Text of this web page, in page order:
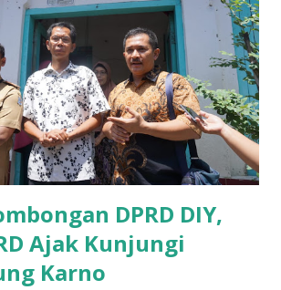
masyarakat sana tak mengetahui ada
di Bank UMKM untuk para pelaku
jika Pemprov serius
sampai ke tingkat desa,maka saya
senang sekali," ucap pria yang
Udin tersebut. Apalagi menyambut
UMKM sudah mengerti kalau ada
DPRD DIY,
Ajak Kunjungi
Karno